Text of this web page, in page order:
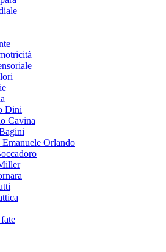
Dini
Cavina
Orlando